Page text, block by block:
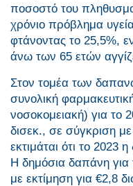
ποσοστό του
χρόνιο πρόβλημα
φτάνοντας το 25,5%,
άνω των 65 ετών
Στον τομέα των
συνολική
νοσοκομειακή) για το
δισεκ., σε σύγκριση
εκτιμάται ότι το 2023
Η δημόσια δαπάνη για
με εκτίμηση για €2,8